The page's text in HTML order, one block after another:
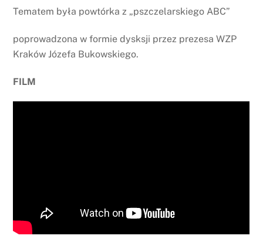
Tematem była powtórka z „pszczelarskiego ABC”
poprowadzona w formie dysksji przez prezesa WZP
Kraków Józefa Bukowskiego.
FILM